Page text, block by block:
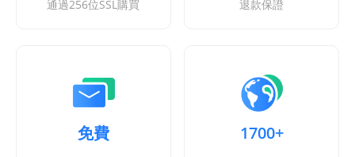
通過256位SSL購買 退款保證
免費 1700+